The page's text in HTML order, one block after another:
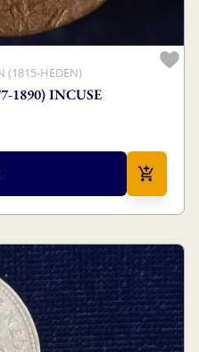
(1815-HEDEN)
1890) INCUSE